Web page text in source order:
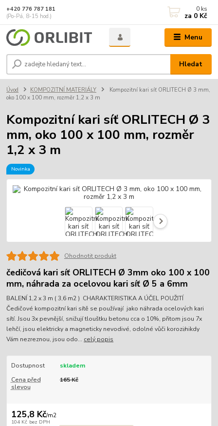
Menu
Hledat
+420 776 787 181
(Po-Pá, 8-15 hod.)
0 ks
za 0 Kč
Úvod KOMPOZITNÍ MATERIÁLY
Kompozitní kari síť ORLITECH Ø 3 mm,
oko 100 x 100 mm, rozměr 1,2 x 3 m
Kompozitní kari síť ORLITECH Ø 3
mm, oko 100 x 100 mm, rozměr
1,2 x 3 m
Novinka
Ohodnotit produkt
čedičová kari síť ORLITECH Ø 3mm oko 100 x 100
mm, náhrada za ocelovou kari síť Ø 5 a 6mm
BALENÍ 1,2 x 3 m ( 3,6 m2 ) CHARAKTERISTIKA A ÚČEL POUŽITÍ
Čedičové kompozitní kari sítě se používají jako náhrada ocelových kari
sítí. Jsou 3x pevnější, snižují tlouštku betonu cca o 10%, přitom jsou 7x
lehčí, jsou elektricky a magneticky nevodivé, odolné vůči korozi/nikdy
Vám nezreznou, jsou odo... celý popis
Dostupnost
skladem
Cena před
slevou
165 Kč
125,8 Kč/m2
104 Kč bez DPH